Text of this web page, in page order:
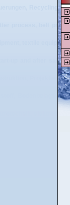
process, belt
textile
up and after sales
Bodenbelags-,